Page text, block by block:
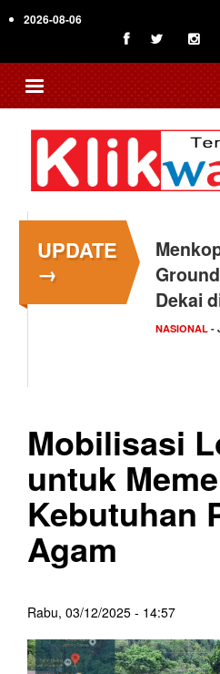
to
content
2026-08-06
UPDATE
→
Dekai
NASIONAL -
Mobilisasi
untuk
Kebutuhan
Agam
Rabu, 03/12/2025 - 14:57